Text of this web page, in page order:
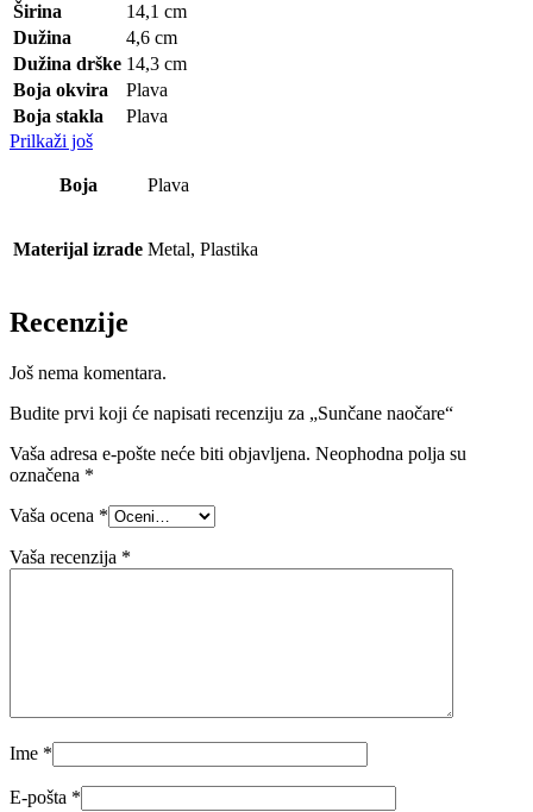
Širina
14,1 cm
Dužina
4,6 cm
Dužina drške 14,3 cm
Boja okvira
Plava
Boja stakla
Plava
Prilkaži još
Boja Plava
Materijal izrade Metal, Plastika
Recenzije
Još nema komentara.
Budite prvi koji će napisati recenziju za „Sunčane naočare“
Vaša adresa e-pošte neće biti objavljena. Neophodna polja su
označena *
Vaša ocena *
Vaša recenzija *
Ime *
E-pošta *